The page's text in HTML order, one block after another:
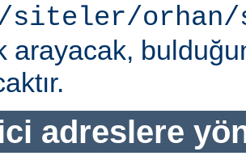
orhan/
arayacak,
adreslere